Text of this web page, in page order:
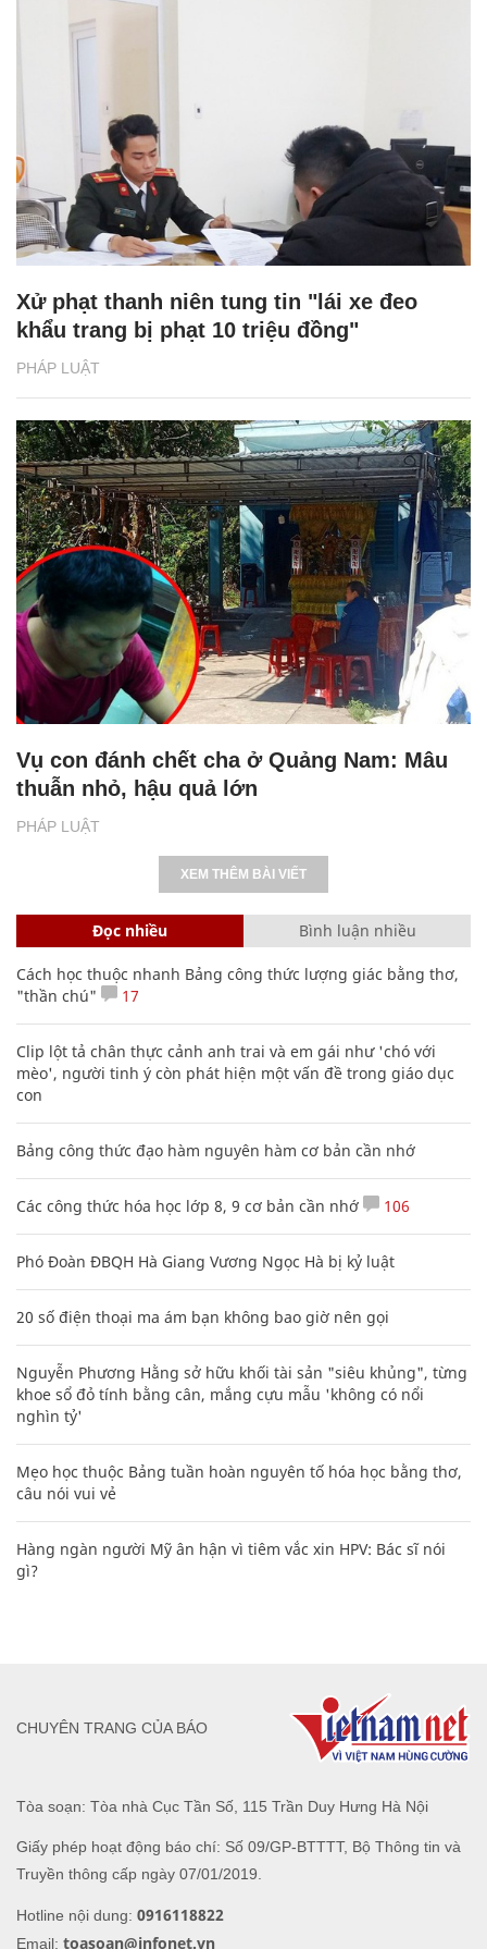
PHÁP LUẬT
Xử phạt thanh niên tung tin "lái xe đeo
khẩu trang bị phạt 10 triệu đồng"
PHÁP LUẬT
Vụ con đánh chết cha ở Quảng Nam: Mâu
thuẫn nhỏ, hậu quả lớn
XEM THÊM BÀI VIẾT
Đọc nhiều Bình luận nhiều
Cách học thuộc nhanh Bảng công thức lượng giác bằng thơ,
"thần chú"
17
Clip lột tả chân thực cảnh anh trai và em gái như 'chó với
mèo', người tinh ý còn phát hiện một vấn đề trong giáo dục
con
Bảng công thức đạo hàm nguyên hàm cơ bản cần nhớ
Các công thức hóa học lớp 8, 9 cơ bản cần nhớ 106
Phó Đoàn ĐBQH Hà Giang Vương Ngọc Hà bị kỷ luật
20 số điện thoại ma ám bạn không bao giờ nên gọi
Nguyễn Phương Hằng sở hữu khối tài sản "siêu khủng", từng
khoe sổ đỏ tính bằng cân, mắng cựu mẫu 'không có nổi
nghìn tỷ'
Mẹo học thuộc Bảng tuần hoàn nguyên tố hóa học bằng thơ,
câu nói vui vẻ
Hàng ngàn người Mỹ ân hận vì tiêm vắc xin HPV: Bác sĩ nói
gì?
Tòa soạn: Tòa nhà Cục Tần Số, 115 Trần Duy Hưng Hà Nội
Giấy phép hoạt động báo chí: Số 09/GP-BTTTT, Bộ Thông tin và
Truyền thông cấp ngày 07/01/2019.
Hotline nội dung: 0916118822
Email: toasoan@infonet.vn
CHUYÊN TRANG CỦA BÁO